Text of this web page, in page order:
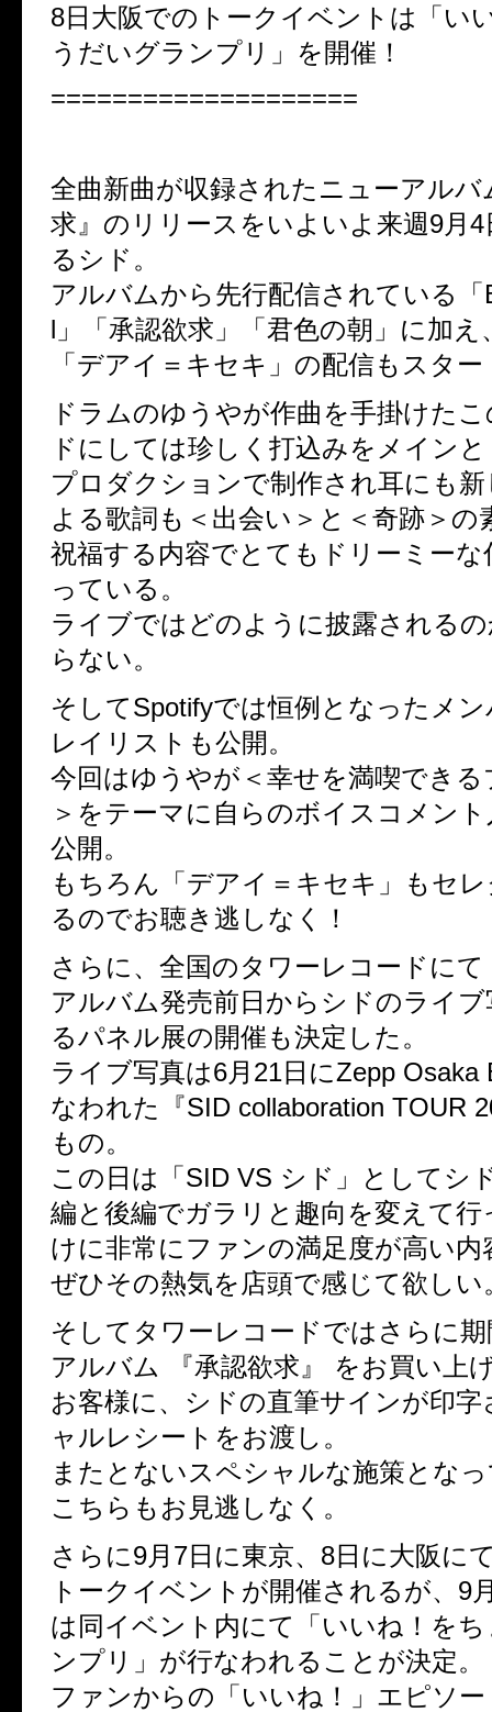
8日大阪でのトークイベントは「い
うだいグランプリ」を開催！
====================
全曲新曲が収録されたニューアルバ
求』のリリースをいよいよ来週9月
るシド。
アルバムから先行配信されている「
l」「承認欲求」「君色の朝」に加え
「デアイ＝キセキ」の配信もスタ
ドラムのゆうやが作曲を手掛けた
ドにしては珍しく打込みをメイン
プロダクションで制作され耳にも
よる歌詞も＜出会い＞と＜奇跡＞の
祝福する内容でとてもドリーミー
っている。
ライブではどのように披露される
らない。
そしてSpotifyでは恒例となったメ
レイリストも公開。
今回はゆうやが＜幸せを満喫でき
＞をテーマに自らのボイスコメン
公開。
もちろん「デアイ＝キセキ」もセ
るのでお聴き逃しなく！
さらに、全国のタワーレコードにて
アルバム発売前日からシドのライ
るパネル展の開催も決定した。
ライブ写真は6月21日にZepp Osaka
なわれた『SID collaboration TOUR
もの。
この日は「SID VS シド」としてシ
編と後編でガラリと趣向を変えて
けに非常にファンの満足度が高い内
ぜひその熱気を店頭で感じて欲しい
そしてタワーレコードではさらに
アルバム 『承認欲求』 をお買い上
お客様に、シドの直筆サインが印
ャルレシートをお渡し。
またとないスペシャルな施策とな
こちらもお見逃しなく。
さらに9月7日に東京、8日に大阪に
トークイベントが開催されるが、9
は同イベント内にて「いいね！を
ンプリ」が行なわれることが決定。
ファンからの「いいね！」エピソ